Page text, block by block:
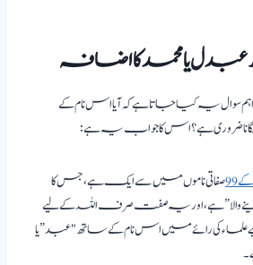
عبدل یا محمد کا اضافہ
سوال یہ کیا جاتا ہے کہ آیا اس نام کے
ضروری ہے؟ اس کا جواب یہ ہے:
99
صفاتی ناموں میں سے ایک ہے، جس کا
والا” ہے، اور یہ صفت صرف اللہ کے لیے
کی رائے میں اس نام کے ساتھ "عبد” یا